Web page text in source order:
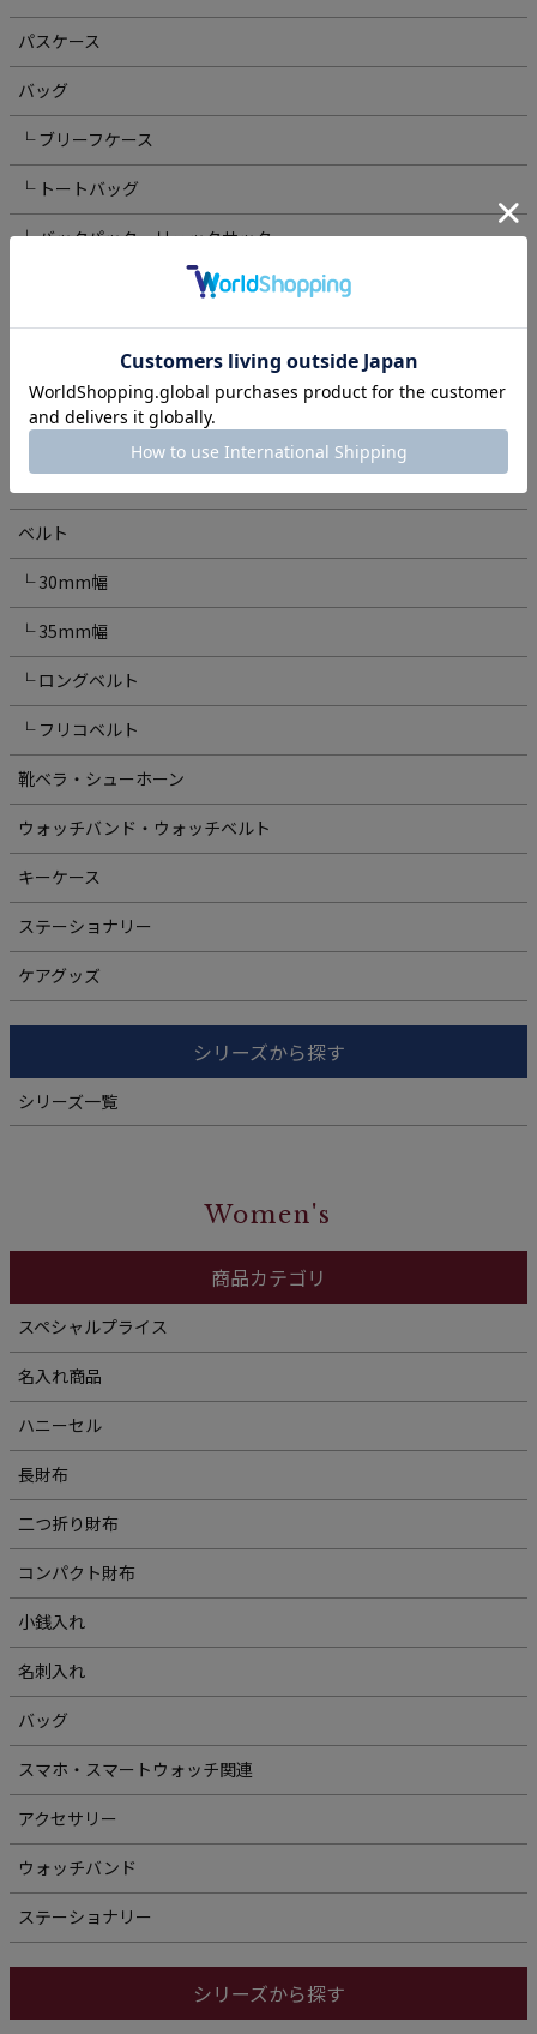
パスケース
バッグ
└ ブリーフケース
└ トートバッグ
└ バックパック・リュックサック
└ ボディバッグ・ウエストポーチ
└ クラッチ・セカンドバッグ
└ ショルダーバッグ
スマホ・スマートウォッチ関連
ベルト
└ 30mm幅
└ 35mm幅
└ ロングベルト
└ フリコベルト
靴ベラ・シューホーン
ウォッチバンド・ウォッチベルト
キーケース
ステーショナリー
ケアグッズ
シリーズから探す
シリーズ一覧
Women's
商品カテゴリ
スペシャルプライス
名入れ商品
ハニーセル
長財布
二つ折り財布
コンパクト財布
小銭入れ
名刺入れ
バッグ
スマホ・スマートウォッチ関連
アクセサリー
ウォッチバンド
ステーショナリー
シリーズから探す